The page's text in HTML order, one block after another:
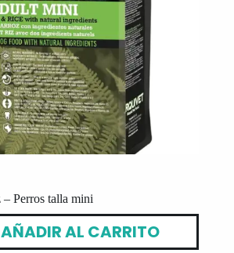
Perros talla mini
AÑADIR AL CARRITO